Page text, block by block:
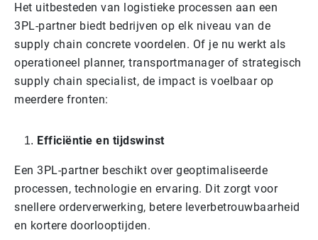
Het uitbesteden van logistieke processen aan een
3PL-partner biedt bedrijven op elk niveau van de
supply chain concrete voordelen. Of je nu werkt als
operationeel planner, transportmanager of strategisch
supply chain specialist, de impact is voelbaar op
meerdere fronten:
Efficiëntie en tijdswinst
Een 3PL-partner beschikt over geoptimaliseerde
processen, technologie en ervaring. Dit zorgt voor
snellere orderverwerking, betere leverbetrouwbaarheid
en kortere doorlooptijden.